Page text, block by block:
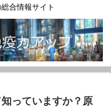
合情報サイト
っていますか？原